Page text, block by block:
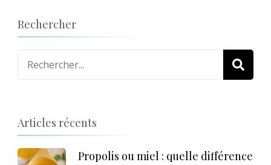
Rechercher
Recherche
pour
Articles récents
Propolis ou miel : quelle différence